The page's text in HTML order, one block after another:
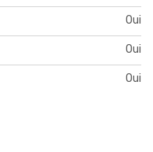
Oui
Oui
Oui